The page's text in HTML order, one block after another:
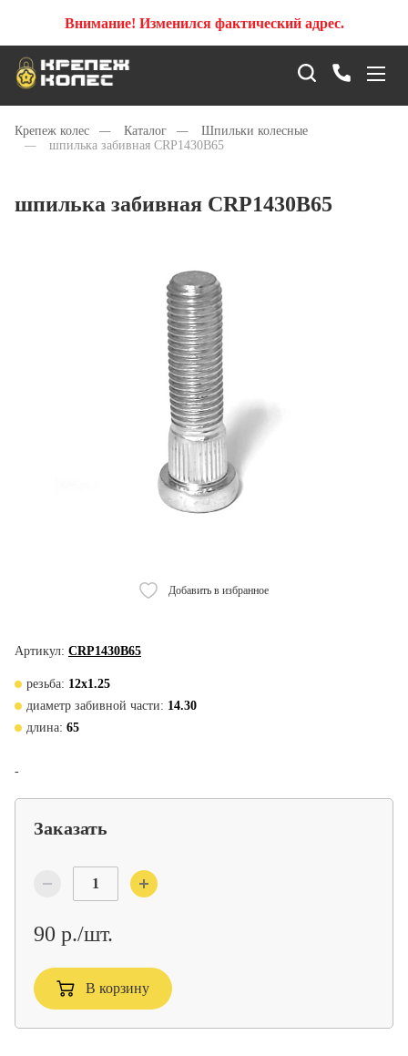
Внимание! Изменился фактический адрес.
Крепеж колес — Каталог —
Шпильки колесные
—
шпилька забивная CRP1430B65
шпилька забивная CRP1430B65
Добавить в избранное
Артикул: CRP1430B65
резьба: 12х1.25
диаметр забивной части: 14.30
длина: 65
-
Заказать
90 р./шт.
В корзину